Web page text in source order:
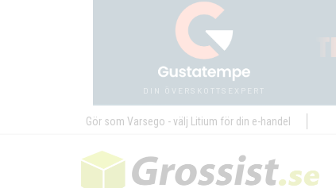
Gör som Varsego - välj Litium för din e-handel